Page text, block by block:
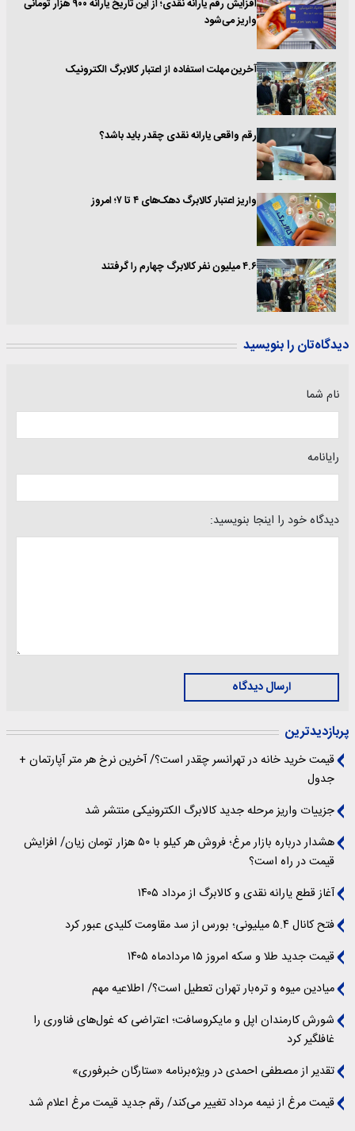
افزایش رقم یارانه نقدی؛ از این تاریخ یارانه ۹۰۰ هزار تومانی
واریز می‌شود
آخرین مهلت استفاده از اعتبار کالابرگ الکترونیک
رقم واقعی یارانه نقدی چقدر باید باشد؟
واریز اعتبار کالابرگ دهک‌های ۴ تا ۷؛ امروز
۴.۶ میلیون نفر کالابرگ چهارم را گرفتند
دیدگاه‌تان را بنویسید
نام شما
رایانامه
دیدگاه خود را اینجا بنویسید:
ارسال دیدگاه
پربازدیدترین
قیمت خرید خانه در تهرانسر چقدر است؟/ آخرین نرخ هر متر آپارتمان +
جدول
جزییات واریز مرحله جدید کالابرگ الکترونیکی منتشر شد
هشدار درباره بازار مرغ؛ فروش هر کیلو با ۵۰ هزار تومان زیان/ افزایش
قیمت در راه است؟
آغاز قطع یارانه نقدی و کالابرگ از مرداد ۱۴۰۵
فتح کانال ۵.۴ میلیونی؛ بورس از سد مقاومت کلیدی عبور کرد
قیمت جدید طلا و سکه امروز ۱۵ مردادماه ۱۴۰۵
میادین میوه و تره‌بار تهران تعطیل است؟/ اطلاعیه مهم
شورش کارمندان اپل و مایکروسافت؛ اعتراضی که غول‌های فناوری را
غافلگیر کرد
تقدیر از مصطفی احمدی در ویژه‌برنامه «ستارگان خبرفوری»
قیمت مرغ از نیمه مرداد تغییر می‌کند/ رقم جدید قیمت مرغ اعلام شد